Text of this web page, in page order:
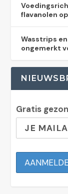
flavanolen op
Wasstrips
ongemerkt
Gratis